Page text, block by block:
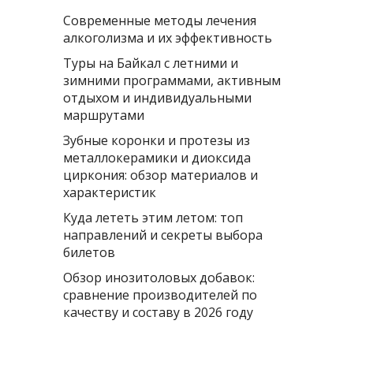
Современные методы лечения
алкоголизма и их эффективность
Туры на Байкал с летними и
зимними программами, активным
отдыхом и индивидуальными
маршрутами
Зубные коронки и протезы из
металлокерамики и диоксида
циркония: обзор материалов и
характеристик
Куда лететь этим летом: топ
направлений и секреты выбора
билетов
Обзор инозитоловых добавок:
сравнение производителей по
качеству и составу в 2026 году